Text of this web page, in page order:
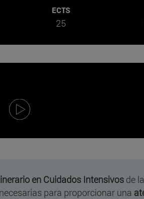
ECTS
25
en Cuidados Intensivos de
para proporcionar una